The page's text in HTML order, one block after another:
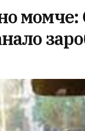
момче: